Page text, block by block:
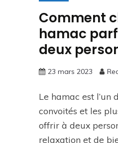
Comment
hamac
deux
23 mars 2023
Le hamac est l’un
convoités et les
offrir à deux
relaxation et de